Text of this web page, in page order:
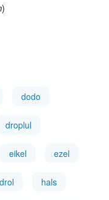
)
dodo
droplul
eikel ezel
hals